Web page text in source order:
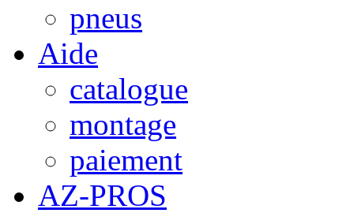
pneus
Aide
catalogue
montage
paiement
AZ-PROS